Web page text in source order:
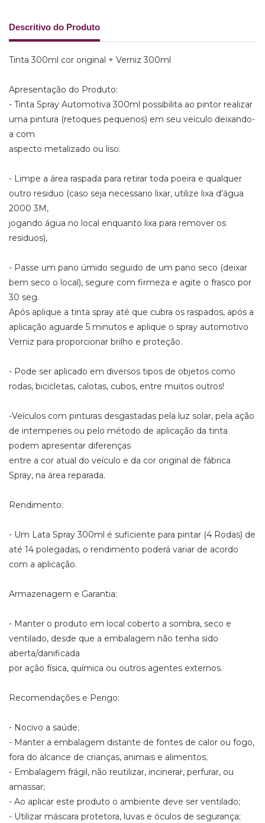
Descritivo do Produto
Tinta 300ml cor original + Verniz 300ml
Apresentação do Produto:
- Tinta Spray Automotiva 300ml possibilita ao pintor realizar
uma pintura (retoques pequenos) em seu veículo deixando-
a com
aspecto metalizado ou liso.
- Limpe a área raspada para retirar toda poeira e qualquer
outro residuo (caso seja necessario lixar, utilize lixa d'água
2000 3M,
jogando água no local enquanto lixa para remover os
residuos),
- Passe um pano úmido seguido de um pano seco (deixar
bem seco o local), segure com firmeza e agite o frasco por
30 seg.
Após aplique a tinta spray até que cubra os raspados, após a
aplicação aguarde 5 minutos e aplique o spray automotivo
Verniz para proporcionar brilho e proteção.
- Pode ser aplicado em diversos tipos de objetos como
rodas, bicicletas, calotas, cubos, entre muitos outros!
-Veículos com pinturas desgastadas pela luz solar, pela ação
de intemperies ou pelo método de aplicação da tinta
podem apresentar diferenças
entre a cor atual do veículo e da cor original de fábrica
Spray, na área reparada.
Rendimento:
- Um Lata Spray 300ml é suficiente para pintar (4 Rodas) de
até 14 polegadas, o rendimento poderá variar de acordo
com a aplicação.
Armazenagem e Garantia:
- Manter o produto em local coberto a sombra, seco e
ventilado, desde que a embalagem não tenha sido
aberta/danificada
por ação física, química ou outros agentes externos.
Recomendações e Perigo:
- Nocivo a saúde;
- Manter a embalagem distante de fontes de calor ou fogo,
fora do alcance de crianças, animais e alimentos;
- Embalagem frágil, não reutilizar, incinerar, perfurar, ou
amassar;
- Ao aplicar este produto o ambiente deve ser ventilado;
- Utilizar máscara protetora, luvas e óculos de segurança;